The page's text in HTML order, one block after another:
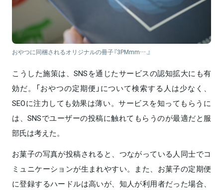
おやつに同梱されるオリジナルの冊子『3PMmm….』
こうした施策は、SNSを通じたサービスの認知拡大にも有
効だ。「おやつの定期便」について検索する人は少なく、
SEOに注力しても効果は薄い。サービスを知ってもらうに
は、SNSでユーザーの投稿に触れてもらうのが最適だと服
部氏は考えた。
お菓子の写真が投稿されると、つながっている人同士でコ
ミュニケーションが生まれやすい。また、お菓子の定期便
に登録するハードルは高いが、知人が利用者だった場合、